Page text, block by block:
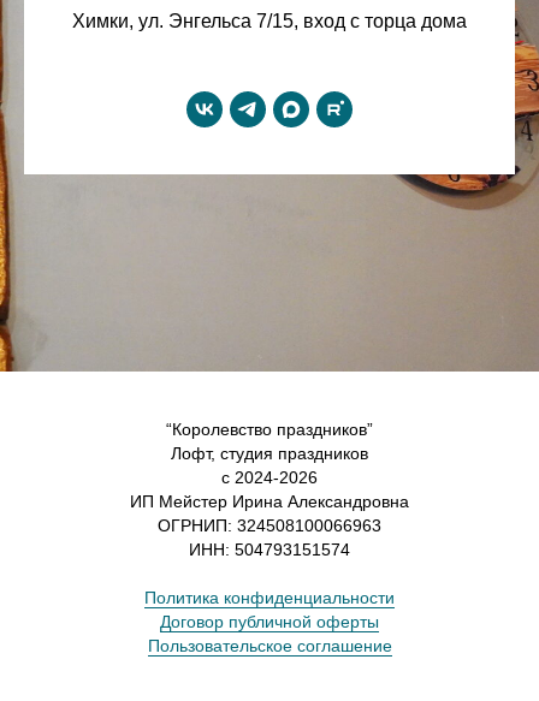
Химки, ул. Энгельса 7/15, вход с торца дома
“Королевство праздников”
Лофт, студия праздников
с 2024-2026
ИП Мейстер Ирина Александровна
ОГРНИП: 324508100066963
ИНН: 504793151574
Политика конфиденциальности
Договор публичной оферты
Пользовательское соглашение